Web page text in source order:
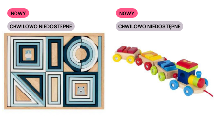
NOWY
CHWILOWO NIEDOSTĘPNE
NOWY
CHWILOWO NIEDOSTĘPNE